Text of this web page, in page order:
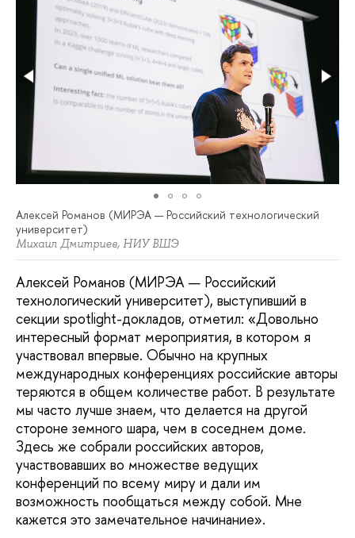
Алексей Романов (МИРЭА — Российский технологический
университет)
Михаил Дмитриев, НИУ ВШЭ
Алексей Романов (МИРЭА — Российский
технологический университет), выступивший в
секции spotlight-докладов, отметил: «Довольно
интересный формат мероприятия, в котором я
участвовал впервые. Обычно на крупных
международных конференциях российские авторы
теряются в общем количестве работ. В результате
мы часто лучше знаем, что делается на другой
стороне земного шара, чем в соседнем доме.
Здесь же собрали российских авторов,
участвовавших во множестве ведущих
конференций по всему миру и дали им
возможность пообщаться между собой. Мне
кажется это замечательное начинание».